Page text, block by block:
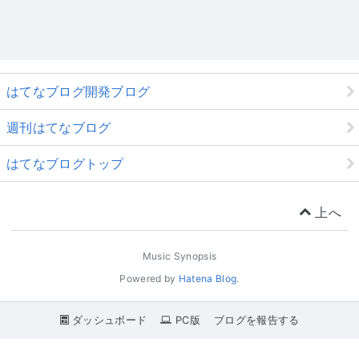
はてなブログ開発ブログ
週刊はてなブログ
はてなブログトップ
上へ
Music Synopsis
Powered by Hatena Blog.
ダッシュボード PC版 ブログを報告する